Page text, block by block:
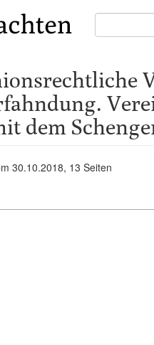
Suche
in
dem
30.10.2018, 13 Seiten